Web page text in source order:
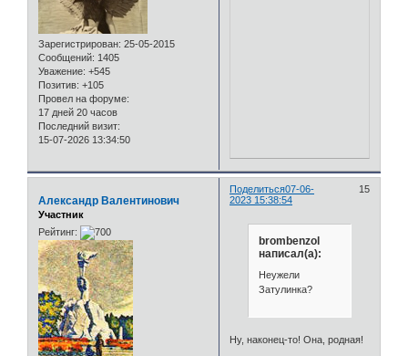
Зарегистрирован: 25-05-2015
Сообщений: 1405
Уважение: +545
Позитив: +105
Провел на форуме:
17 дней 20 часов
Последний визит:
15-07-2026 13:34:50
Поделиться 15
07-06-
2023 15:38:54
Александр Валентинович
Участник
Рейтинг:
brombenzol
написал(а):
Неужели
Затулинка?
Ну, наконец-то! Она, родная!